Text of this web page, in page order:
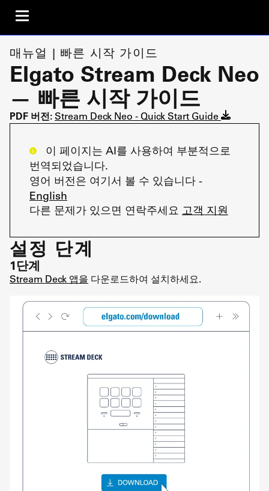
매뉴얼 | 빠른 시작 가이드
Elgato Stream Deck Neo
— 빠른 시작 가이드
PDF 버전: Stream Deck Neo - Quick Start Guide
이 페이지는 AI를 사용하여 부분적으로
번역되었습니다.
영어 버전은 여기서 볼 수 있습니다 -
English
다른 문제가 있으면 연락주세요 고객 지원
설정 단계
1단계
Stream Deck 앱을 다운로드하여 설치하세요.